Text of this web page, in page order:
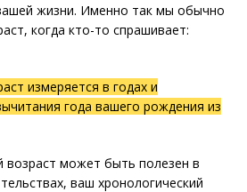
жизни. Именно так мы обычно
когда кто-то спрашивает:
измеряется в годах и
года вашего рождения из
возраст может быть полезен в
ваш хронологический